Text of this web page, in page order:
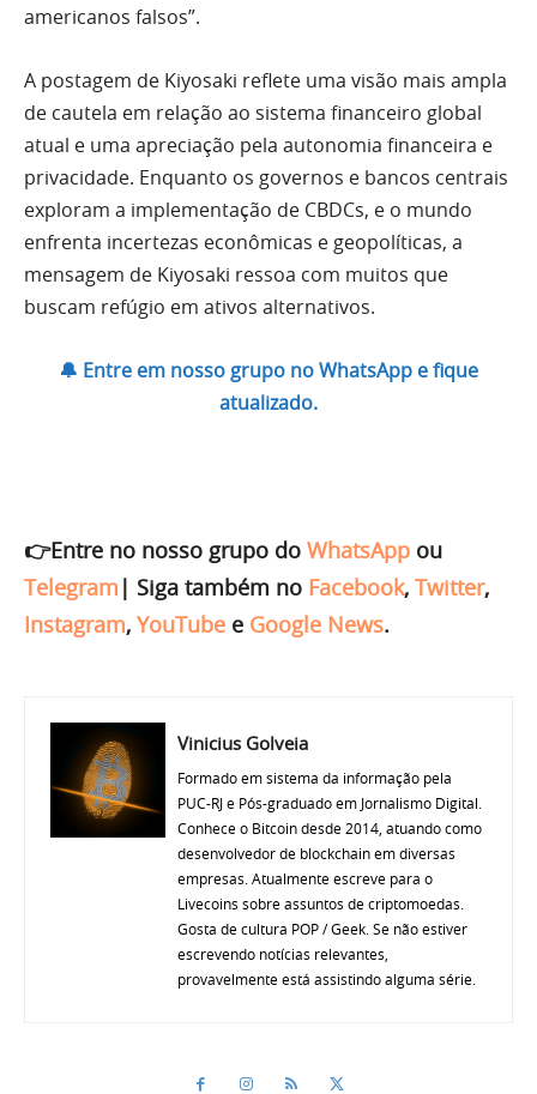
americanos falsos”.
A postagem de Kiyosaki reflete uma visão mais ampla
de cautela em relação ao sistema financeiro global
atual e uma apreciação pela autonomia financeira e
privacidade. Enquanto os governos e bancos centrais
exploram a implementação de CBDCs, e o mundo
enfrenta incertezas econômicas e geopolíticas, a
mensagem de Kiyosaki ressoa com muitos que
buscam refúgio em ativos alternativos.
🔔 Entre em nosso grupo no WhatsApp e fique
atualizado.
👉Entre no nosso grupo do WhatsApp ou
Telegram | Siga também no Facebook, Twitter,
Instagram, YouTube e Google News.
Vinicius Golveia
Formado em sistema da informação pela
PUC-RJ e Pós-graduado em Jornalismo Digital.
Conhece o Bitcoin desde 2014, atuando como
desenvolvedor de blockchain em diversas
empresas. Atualmente escreve para o
Livecoins sobre assuntos de criptomoedas.
Gosta de cultura POP / Geek. Se não estiver
escrevendo notícias relevantes,
provavelmente está assistindo alguma série.